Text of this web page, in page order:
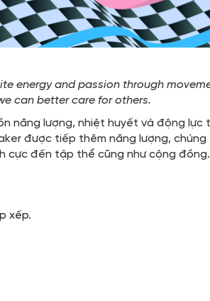
energy and passion through
can better care for others.
năng lượng, nhiệt huyết và động lực
được tiếp thêm năng lượng,
cực đến tập thể cũng như cộng đồng.
xếp.